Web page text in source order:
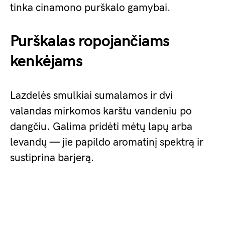
tinka cinamono purškalo gamybai.
Purškalas ropojančiams
kenkėjams
Lazdelės smulkiai sumalamos ir dvi
valandas mirkomos karštu vandeniu po
dangčiu. Galima pridėti mėtų lapų arba
levandų — jie papildo aromatinį spektrą ir
sustiprina barjerą.